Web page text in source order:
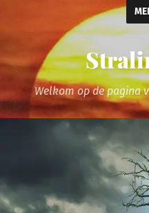
Welkom op de pagina